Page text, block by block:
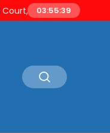
24 Ülkeye İhracat
03:55:40